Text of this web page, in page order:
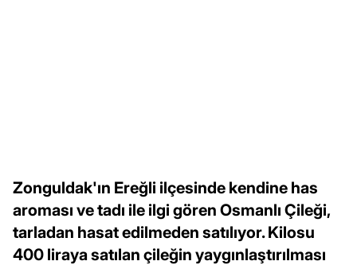
Zonguldak'ın Ereğli ilçesinde kendine has
aroması ve tadı ile ilgi gören Osmanlı Çileği,
tarladan hasat edilmeden satılıyor. Kilosu
400 liraya satılan çileğin yaygınlaştırılması